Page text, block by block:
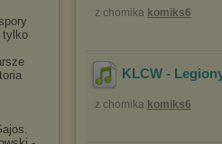
tylko
z chomika komiks6
KLCW -
z chomika komiks6